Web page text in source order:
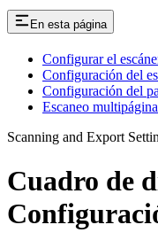
En esta página
Configurar el
Configuración del
Configuración del
Escaneo multipágina
Scanning and Export
Cuadro de